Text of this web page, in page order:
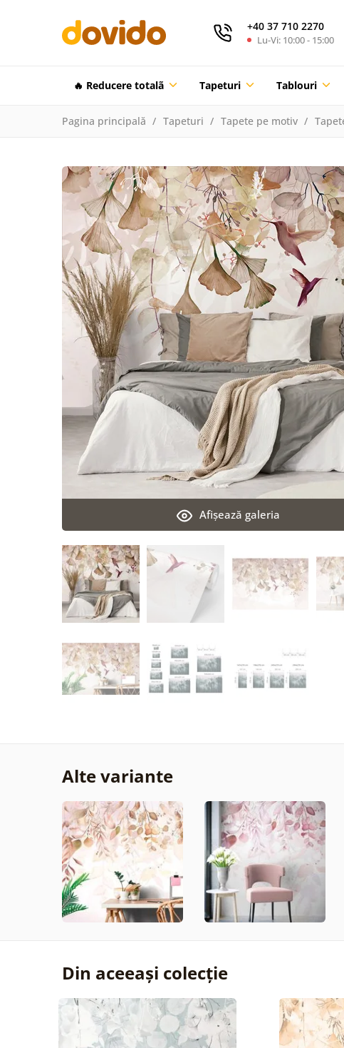
+40 37 710 2270
Lu-Vi: 10:00 - 15:00
🔥 Reducere totalã Tapeturi Tablouri
Pagina principală Tapeturi Tapete pe motiv
Afişează galeria
Alte variante
Din aceeași colecție